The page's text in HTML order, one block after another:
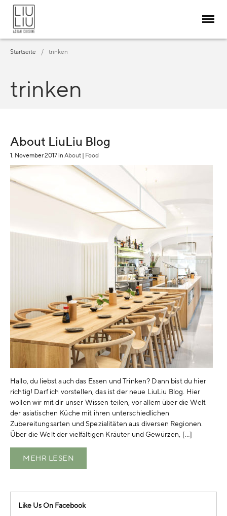
DELIVERY
BLOG / SOCIAL
KONTAKT
Startseite / trinken
trinken
About LiuLiu Blog
1. November 2017in About | Food
Hallo, du liebst auch das Essen und Trinken? Dann bist du hier
richtig! Darf ich vorstellen, das ist der neue LiuLiu Blog. Hier
wollen wir mit dir unser Wissen teilen, vor allem über die Welt
der asiatischen Küche mit ihren unterschiedlichen
Zubereitungsarten und Spezialitäten aus diversen Regionen.
Über die Welt der vielfältigen Kräuter und Gewürzen, […]
MEHR LESEN
Like Us On Facebook